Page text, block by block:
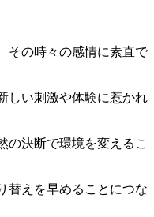
その時々の感情に素直で
しい刺激や体験に惹かれ
の決断で環境を変えるこ
替えを早めることにつな